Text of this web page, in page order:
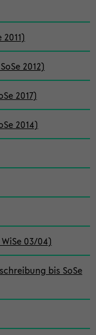
2012)
2017)
2014)
03/04)
bis SoSe